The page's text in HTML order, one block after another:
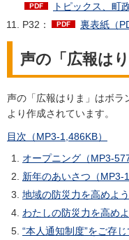
トピックス、町
P32：
裏表紙（
声の「広報は
声の「広報はりま」はボラ
より作成されています。
目次（MP3-1,486KB）
オープニング（MP3-
新年のあいさつ（MP3-
地域の防災力を高めよ
わたしの防災力を高め
“本人通知制度”をご存